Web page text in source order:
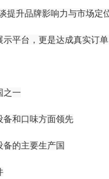
提升品牌影响力与市场
示平台，更是达成真实订
一
和口味方面领先
的主要生产国